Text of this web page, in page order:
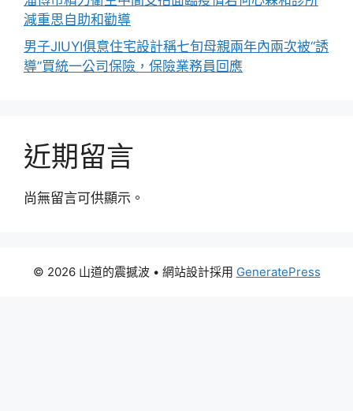
減重思自助和勸導
男子JIUYI俱意住宅設計稱七旬母親兩年內兩次被“誘
導”買統一公司保險，保險業務員回應
近期留言
尚無留言可供顯示。
© 2026 山道的震撼波• 網站設計採用 GeneratePress